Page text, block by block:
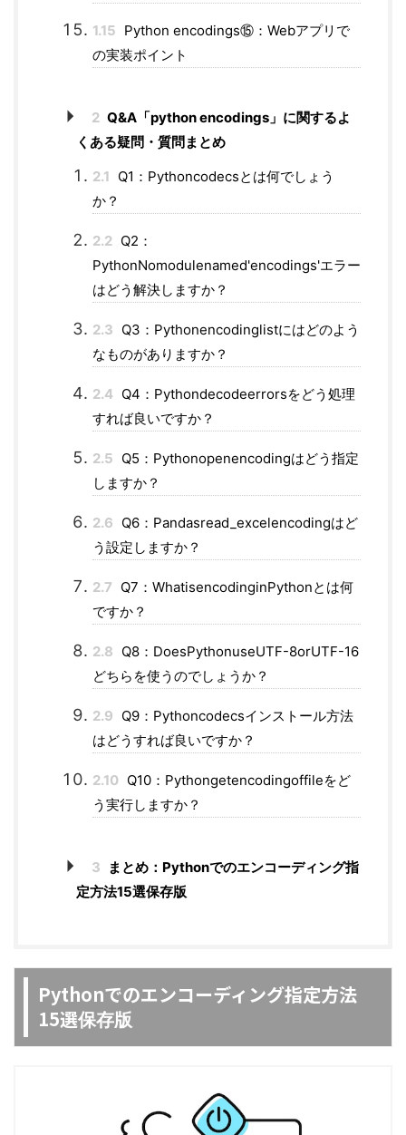
1.15 Python encodings⑮：Webアプリで
の実装ポイント
2 Q&A「python encodings」に関するよ
くある疑問・質問まとめ
2.1 Q1：Pythoncodecsとは何でしょう
か？
2.2 Q2：
PythonNomodulenamed'encodings'エラー
はどう解決しますか？
2.3 Q3：Pythonencodinglistにはどのよう
なものがありますか？
2.4 Q4：Pythondecodeerrorsをどう処理
すれば良いですか？
2.5 Q5：Pythonopenencodingはどう指定
しますか？
2.6 Q6：Pandasread_excelencodingはど
う設定しますか？
2.7 Q7：WhatisencodinginPythonとは何
ですか？
2.8 Q8：DoesPythonuseUTF-8orUTF-16
どちらを使うのでしょうか？
2.9 Q9：Pythoncodecsインストール方法
はどうすれば良いですか？
2.10 Q10：Pythongetencodingoffileをど
う実行しますか？
3 まとめ：Pythonでのエンコーディング指
定方法15選保存版
Pythonでのエンコーディング指定方法
15選保存版